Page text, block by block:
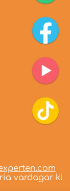
vardagar kl